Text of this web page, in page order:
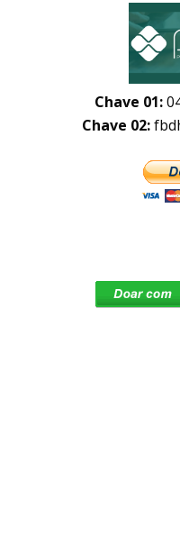
Chave 01:
Chave 02: